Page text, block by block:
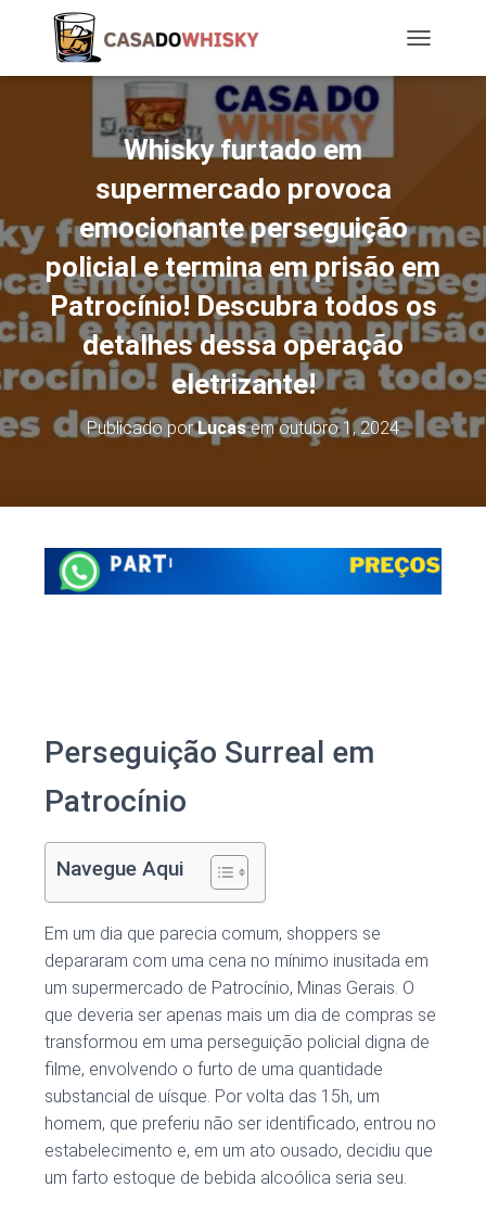
O
G
A
T
I
O
Whisky furtado em
supermercado provoca
emocionante perseguição
policial e termina em prisão em
Patrocínio! Descubra todos os
detalhes dessa operação
eletrizante!
Publicado porLucasemoutubro 1, 2024
Perseguição Surreal em
Patrocínio
Navegue Aqui
Em um dia que parecia comum, shoppers se
depararam com uma cena no mínimo inusitada em
um supermercado de Patrocínio, Minas Gerais. O
que deveria ser apenas mais um dia de compras se
transformou em uma perseguição policial digna de
filme, envolvendo o furto de uma quantidade
substancial de uísque. Por volta das 15h, um
homem, que preferiu não ser identificado, entrou no
estabelecimento e, em um ato ousado, decidiu que
um farto estoque de bebida alcoólica seria seu.